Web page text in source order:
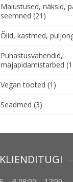
Maiustused, näksid,
seemned (21)
Õlid, kastmed,
Puhastusvahendid,
majapidamistarbed
Vegan tooted (1)
Seadmed (3)
KLIENDITUGI